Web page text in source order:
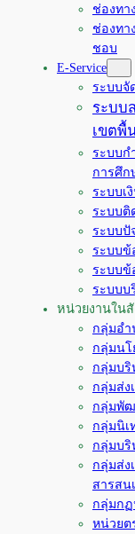
ช่องทา
ช่องทา
ชอบ
E-Service
ระบบจั
ระบบ
เขตพื้
ระบบก
การศึก
ระบบเ
ระบบติ
ระบบปั
ระบบข้
ระบบข้
ระบบบ
หน่วยงานใน
กลุ่มอำ
กลุ่มนโ
กลุ่มบริ
กลุ่มส่ง
กลุ่มพั
กลุ่มนิเ
กลุ่มบริ
กลุ่มส่ง
สารสน
กลุ่มก
หน่วยต